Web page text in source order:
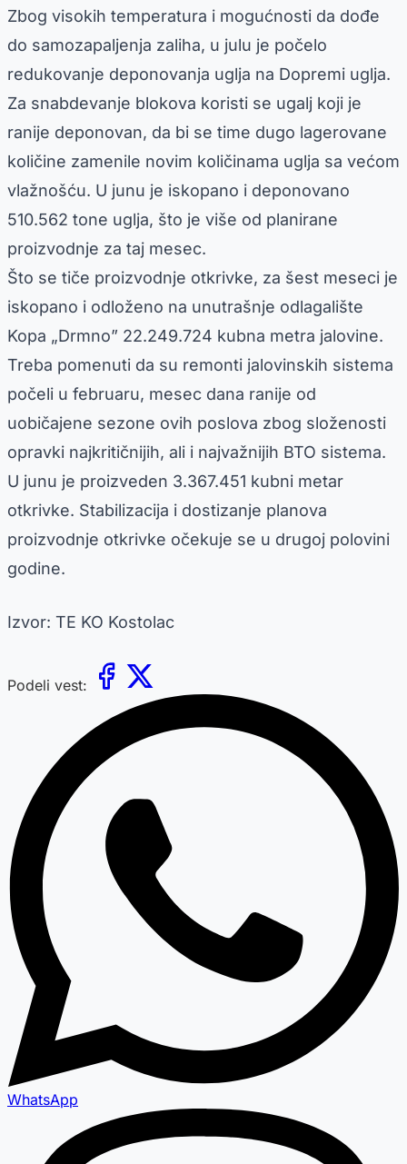
Zbog visokih temperatura i mogućnosti da dođe
do samozapaljenja zaliha, u julu je počelo
redukovanje deponovanja uglja na Dopremi uglja.
Za snabdevanje blokova koristi se ugalj koji je
ranije deponovan, da bi se time dugo lagerovane
količine zamenile novim količinama uglja sa većom
vlažnošću. U junu je iskopano i deponovano
510.562 tone uglja, što je više od planirane
proizvodnje za taj mesec.
Što se tiče proizvodnje otkrivke, za šest meseci je
iskopano i odloženo na unutrašnje odlagalište
Kopa „Drmno” 22.249.724 kubna metra jalovine.
Treba pomenuti da su remonti jalovinskih sistema
počeli u februaru, mesec dana ranije od
uobičajene sezone ovih poslova zbog složenosti
opravki najkritičnijih, ali i najvažnijih BTO sistema.
U junu je proizveden 3.367.451 kubni metar
otkrivke. Stabilizacija i dostizanje planova
proizvodnje otkrivke očekuje se u drugoj polovini
godine.
Izvor: TE KO Kostolac
Podeli vest:
WhatsApp